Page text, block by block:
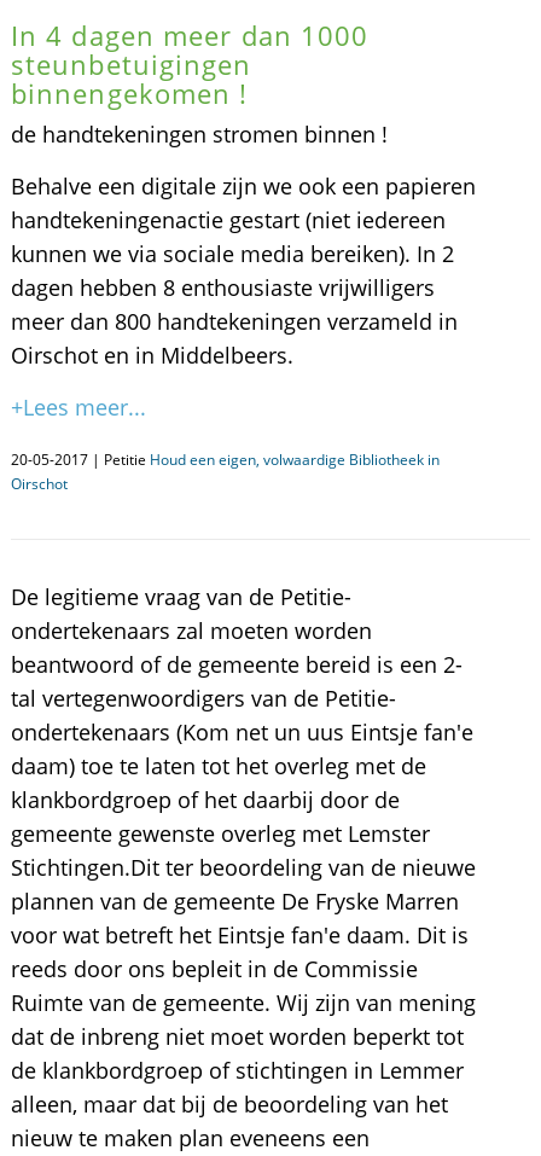
In 4 dagen meer dan 1000
steunbetuigingen
binnengekomen !
de handtekeningen stromen binnen !
Behalve een digitale zijn we ook een papieren
handtekeningenactie gestart (niet iedereen
kunnen we via sociale media bereiken). In 2
dagen hebben 8 enthousiaste vrijwilligers
meer dan 800 handtekeningen verzameld in
Oirschot en in Middelbeers.
+Lees meer...
20-05-2017 | Petitie Houd een eigen, volwaardige Bibliotheek in
Oirschot
De legitieme vraag van de Petitie-
ondertekenaars zal moeten worden
beantwoord of de gemeente bereid is een 2-
tal vertegenwoordigers van de Petitie-
ondertekenaars (Kom net un uus Eintsje fan'e
daam) toe te laten tot het overleg met de
klankbordgroep of het daarbij door de
gemeente gewenste overleg met Lemster
Stichtingen.Dit ter beoordeling van de nieuwe
plannen van de gemeente De Fryske Marren
voor wat betreft het Eintsje fan'e daam. Dit is
reeds door ons bepleit in de Commissie
Ruimte van de gemeente. Wij zijn van mening
dat de inbreng niet moet worden beperkt tot
de klankbordgroep of stichtingen in Lemmer
alleen, maar dat bij de beoordeling van het
nieuw te maken plan eveneens een